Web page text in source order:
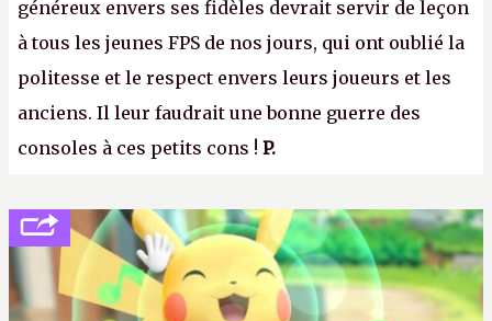
généreux envers ses fidèles devrait servir de leçon
à tous les jeunes FPS de nos jours, qui ont oublié la
politesse et le respect envers leurs joueurs et les
anciens. Il leur faudrait une bonne guerre des
consoles à ces petits cons ! P.